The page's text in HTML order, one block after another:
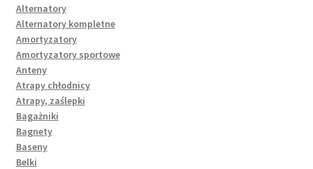
Alternatory
Alternatory kompletne
Amortyzatory
Amortyzatory sportowe
Anteny
Atrapy chłodnicy
Atrapy, zaślepki
Bagażniki
Bagnety
Baseny
Belki